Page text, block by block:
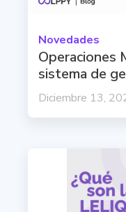
Novedades
Operaciones
sistema de
Diciembre 13,